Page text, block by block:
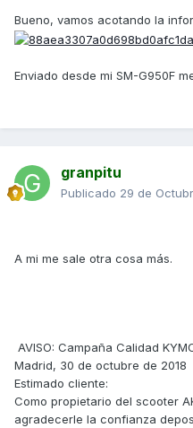
Bueno, vamos acotando la
Enviado desde mi SM-G950F
granpitu
Publicado 29 de
A mi me sale otra cosa más.
AVISO: Campaña Calidad
Madrid, 30 de octubre de 2018
Estimado cliente:
Como propietario del scooter
agradecerle la confianza